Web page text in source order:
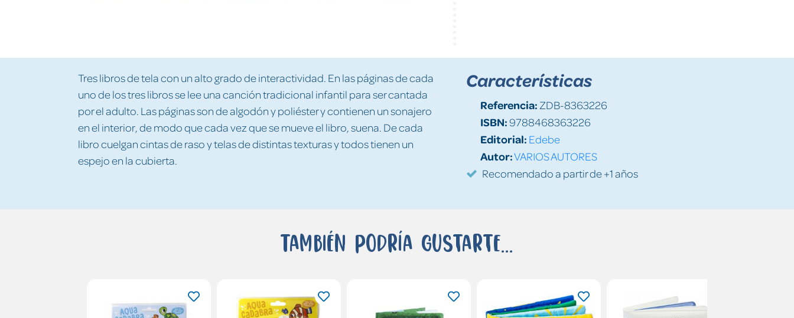
Tres libros de tela con un alto grado de interactividad. En las páginas de cada
uno de los tres libros se lee una canción tradicional infantil para ser cantada
por el adulto. Las páginas son de algodón y poliéster y contienen un sonajero
en el interior, de modo que cada vez que se mueve el libro, suena. De cada
libro cuelgan cintas de raso y telas de distintas texturas y todos tienen un
espejo en la cubierta.
Características
Referencia: ZDB-8363226
ISBN:9788468363226
Editorial: Edebe
Autor:VARIOS AUTORES
Recomendado a partir de +1 años
También podría gustarte...